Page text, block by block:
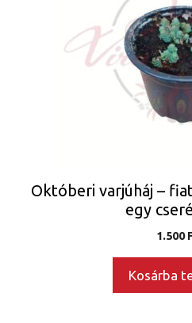
Októberi varjúháj –
egy
1.500
Kosárba